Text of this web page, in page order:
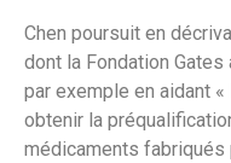
Chen poursuit en
dont la Fondation
par exemple en aidant
obtenir la
médicaments